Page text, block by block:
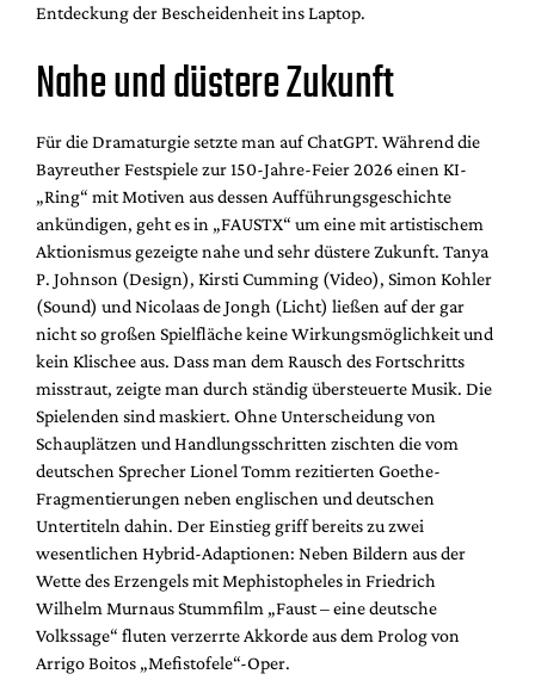
Entdeckung der Bescheidenheit ins Laptop.
Nahe und düstere Zukunft
Für die Dramaturgie setzte man auf ChatGPT. Während die
Bayreuther Festspiele zur 150-Jahre-Feier 2026 einen KI-
„Ring“ mit Motiven aus dessen Aufführungsgeschichte
ankündigen, geht es in „FAUSTX“ um eine mit artistischem
Aktionismus gezeigte nahe und sehr düstere Zukunft. Tanya
P. Johnson (Design), Kirsti Cumming (Video), Simon Kohler
(Sound) und Nicolaas de Jongh (Licht) ließen auf der gar
nicht so großen Spielfläche keine Wirkungsmöglichkeit und
kein Klischee aus. Dass man dem Rausch des Fortschritts
misstraut, zeigte man durch ständig übersteuerte Musik. Die
Spielenden sind maskiert. Ohne Unterscheidung von
Schauplätzen und Handlungsschritten zischten die vom
deutschen Sprecher Lionel Tomm rezitierten Goethe-
Fragmentierungen neben englischen und deutschen
Untertiteln dahin. Der Einstieg griff bereits zu zwei
wesentlichen Hybrid-Adaptionen: Neben Bildern aus der
Wette des Erzengels mit Mephistopheles in Friedrich
Wilhelm Murnaus Stummfilm „Faust – eine deutsche
Volkssage“ fluten verzerrte Akkorde aus dem Prolog von
Arrigo Boitos „Mefistofele“-Oper.